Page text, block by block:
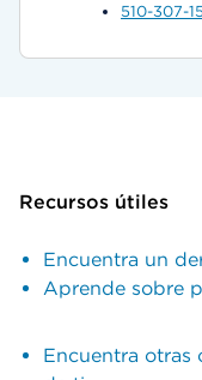
510-307-
Recursos útiles
Encuentra un
Aprende sobre
Encuentra otras